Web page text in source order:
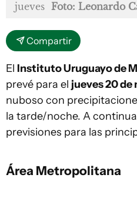
jueves Foto: Leonardo
Compartir
El Instituto Uruguayo de
prevé para el jueves 20
nuboso con
la tarde/noche. A
previsiones para las
Área Metropolitana